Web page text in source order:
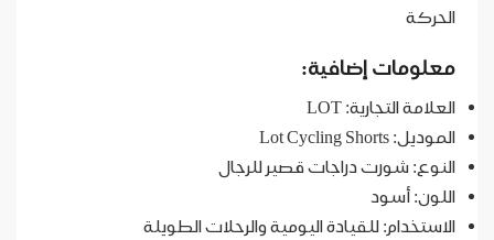
الحركة
معلومات إضافية:
العلامة التجارية: LOT
الموديل: Lot Cycling Shorts
النوع: شورت دراجات قصير للرجال
اللون: أسود
الاستخدام: للقيادة اليومية والرحلات الطويلة